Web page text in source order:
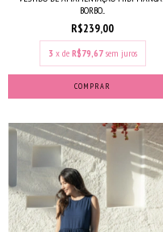
BORBO...
R$239,00
3 x de R$79,67 sem juros
COMPRAR